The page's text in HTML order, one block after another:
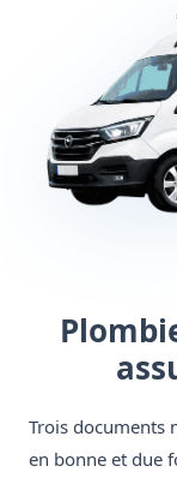
Trois documents
en bonne et due